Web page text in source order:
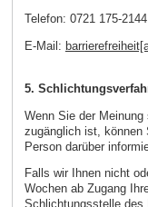
Telefon: 0721 175-2144
E-Mail:
5.
Wenn Sie der
zugänglich ist, können
Person darüber
Falls wir Ihnen nicht
Wochen ab Zugang
Schlichtungsstelle des